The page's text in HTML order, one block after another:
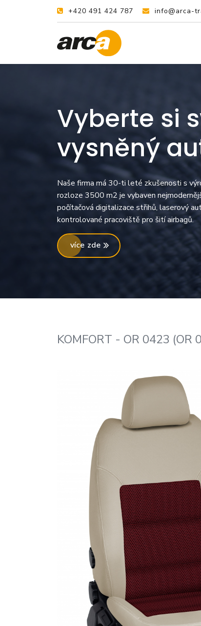
+420 491 424 787 info@arca-
Vyberte si
vysněný
Naše firma má 30-ti leté zkušenosti s
rozloze 3500 m2 je vybaven
počítačová digitalizace střihů, laserový
kontrolované pracoviště pro šití airbagů.
více zde
KOMFORT - OR 0423 (OR